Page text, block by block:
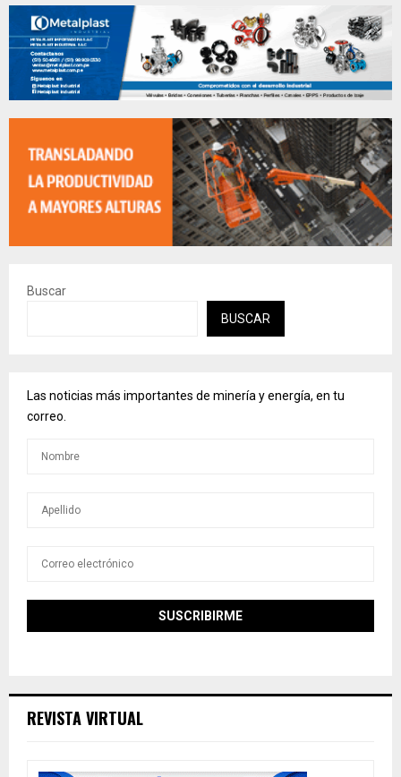
Buscar
BUSCAR
Las noticias más importantes de minería y energía, en tu
correo.
REVISTA VIRTUAL